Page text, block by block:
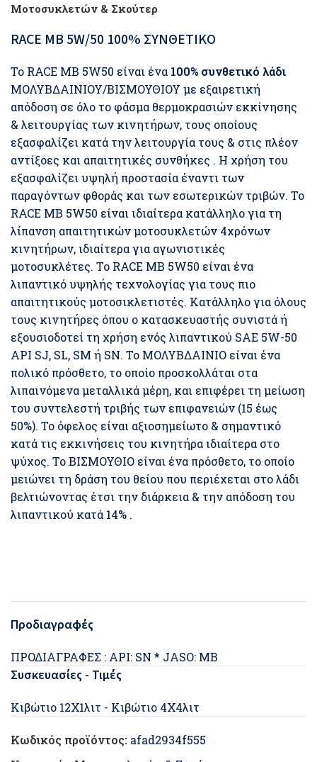
Μοτοσυκλετών & Σκούτερ
RACE MB 5W/50 100% ΣΥΝΘΕΤΙΚΟ
Το RACE MB 5W50 είναι ένα 100% συνθετικό λάδι
ΜΟΛΥΒΔΑΙΝΙΟΥ/ΒΙΣΜΟΥΘΙΟΥ με εξαιρετική
απόδοση σε όλο το φάσμα θερμοκρασιών εκκίνησης
& λειτουργίας των κινητήρων, τους οποίους
εξασφαλίζει κατά την λειτουργία τους & στις πλέον
αντίξοες και απαιτητικές συνθήκες . Η χρήση του
εξασφαλίζει υψηλή προστασία έναντι των
παραγόντων φθοράς και των εσωτερικών τριβών. Το
RACE MB 5W50 είναι ιδιαίτερα κατάλληλο για τη
λίπανση απαιτητικών μοτοσυκλετών 4χρόνων
κινητήρων, ιδιαίτερα για αγωνιστικές
μοτοσυκλέτες. Το RACE MB 5W50 είναι ένα
λιπαντικό υψηλής τεχνολογίας για τους πιο
απαιτητικούς μοτοσικλετιστές. Κατάλληλο για όλους
τους κινητήρες όπου ο κατασκευαστής συνιστά ή
εξουσιοδοτεί τη χρήση ενός λιπαντικού SAE 5W-50
API SJ, SL, SM ή SN. Το ΜΟΛΥΒΔΑΙΝΙΟ είναι ένα
πολικό πρόσθετο, το οποίο προσκολλάται στα
λιπαινόμενα μεταλλικά μέρη, και επιφέρει τη μείωση
του συντελεστή τριβής των επιφανειών (15 έως
50%). Το όφελος είναι αξιοσημείωτο & σημαντικό
κατά τις εκκινήσεις του κινητήρα ιδιαίτερα στο
ψύχος. Το ΒΙΣΜΟΥΘΙΟ είναι ένα πρόσθετο, το οποίο
μειώνει τη δράση του θείου που περιέχεται στο λάδι
βελτιώνοντας έτσι την διάρκεια & την απόδοση του
λιπαντικού κατά 14% .
Προδιαγραφές
ΠΡΟΔΙΑΓΡΑΦΕΣ : API: SN * JASO: MB
Συσκευασίες - Τιμές
Κιβώτιο 12Χ1λιτ - Κιβώτιο 4Χ4λιτ
Κωδικός προϊόντος: afad2934f555